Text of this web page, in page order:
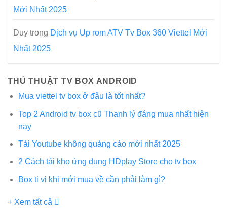
Mới Nhất 2025
Duy trong Dịch vụ Up rom ATV Tv Box 360 Viettel Mới
Nhất 2025
THỦ THUẬT TV BOX ANDROID
Mua viettel tv box ở đâu là tốt nhất?
Top 2 Android tv box cũ Thanh lý đáng mua nhất hiện
nay
Tải Youtube không quảng cáo mới nhất 2025
2 Cách tải kho ứng dụng HDplay Store cho tv box
Box ti vi khi mới mua về cần phải làm gì?
+ Xem tất cả